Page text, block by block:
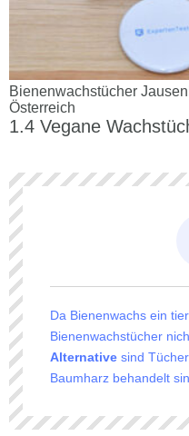
Bienenwachstücher
Österreich
Vegane
Da Bienenwachs ein
Bienenwachstücher
Alternative sind
Baumharz behandelt